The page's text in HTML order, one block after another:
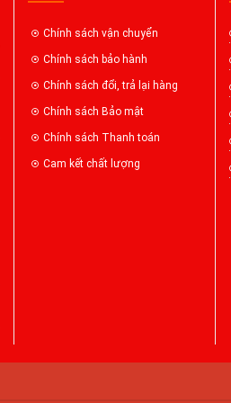
Chính sách vận chuyển
Chính sách bảo hành
Chính sách đổi, trả lại hàng
Chính sách Bảo mật
Chính sách Thanh toán
Cam kết chất lượng